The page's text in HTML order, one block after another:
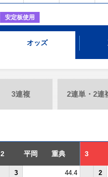
安定板使用
オッズ
3連複 2連単・2連
2 平岡 重典 3
3 44.4
2